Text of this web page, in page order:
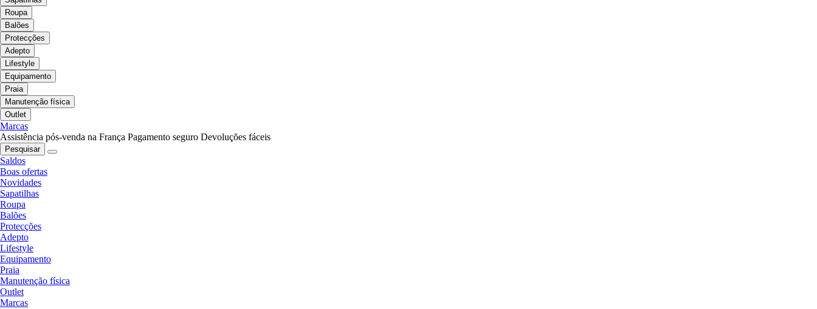
Roupa
Balões
Protecções
Adepto
Lifestyle
Equipamento
Praia
Manutenção física
Outlet
Marcas
Assistência pós-venda na França Pagamento seguro Devoluções fáceis
Pesquisar
Saldos
Boas ofertas
Novidades
Sapatilhas
Roupa
Balões
Protecções
Adepto
Lifestyle
Equipamento
Praia
Manutenção física
Outlet
Marcas